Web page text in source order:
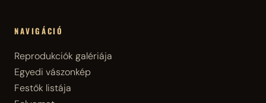
NAVIGÁCIÓ
Reprodukciók galériája
Egyedi vászonkép
Festők listája